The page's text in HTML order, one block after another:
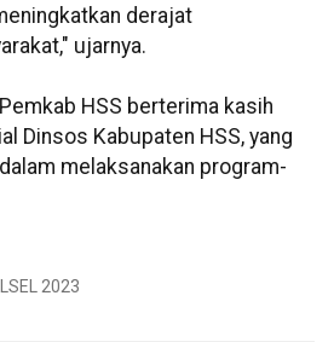
derajat
ujarnya.
HSS berterima kasih
Dinsos Kabupaten HSS, yang
melaksanakan program-
2023